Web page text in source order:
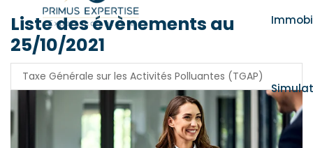
Liste des évènements au
25/10/2021
Taxe Générale sur les Activités Polluantes (TGAP)